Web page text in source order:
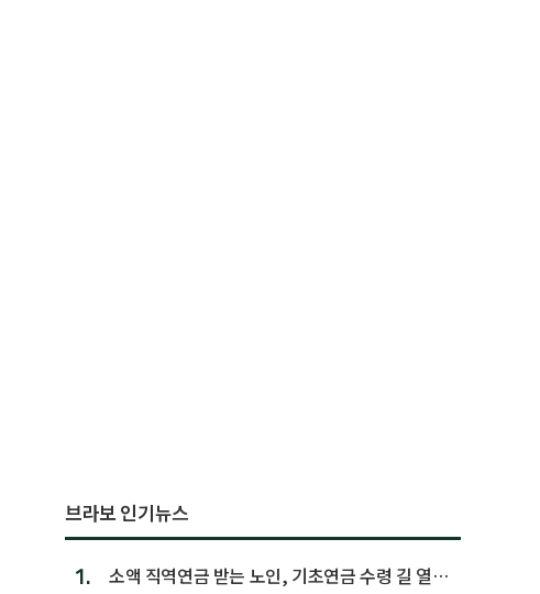
브라보 인기뉴스
1.
소액 직역연금 받는 노인, 기초연금 수령 길 열린